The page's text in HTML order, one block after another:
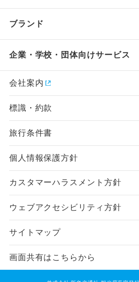
ブランド
企業・学校・団体向けサービス
会社案内
標識・約款
旅行条件書
個人情報保護方針
カスタマーハラスメント方針
ウェブアクセシビリティ方針
サイトマップ
画面共有はこちらから